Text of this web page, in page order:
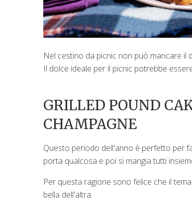
Nel cestino da picnic non può mancare il
Il dolce ideale per il picnic potrebbe
GRILLED POUND
CHAMPAGNE
Questo periodo dell'anno è perfetto per
porta qualcosa e poi si mangia tutti
Per questa ragione sono felice che il
bella dell'altra.